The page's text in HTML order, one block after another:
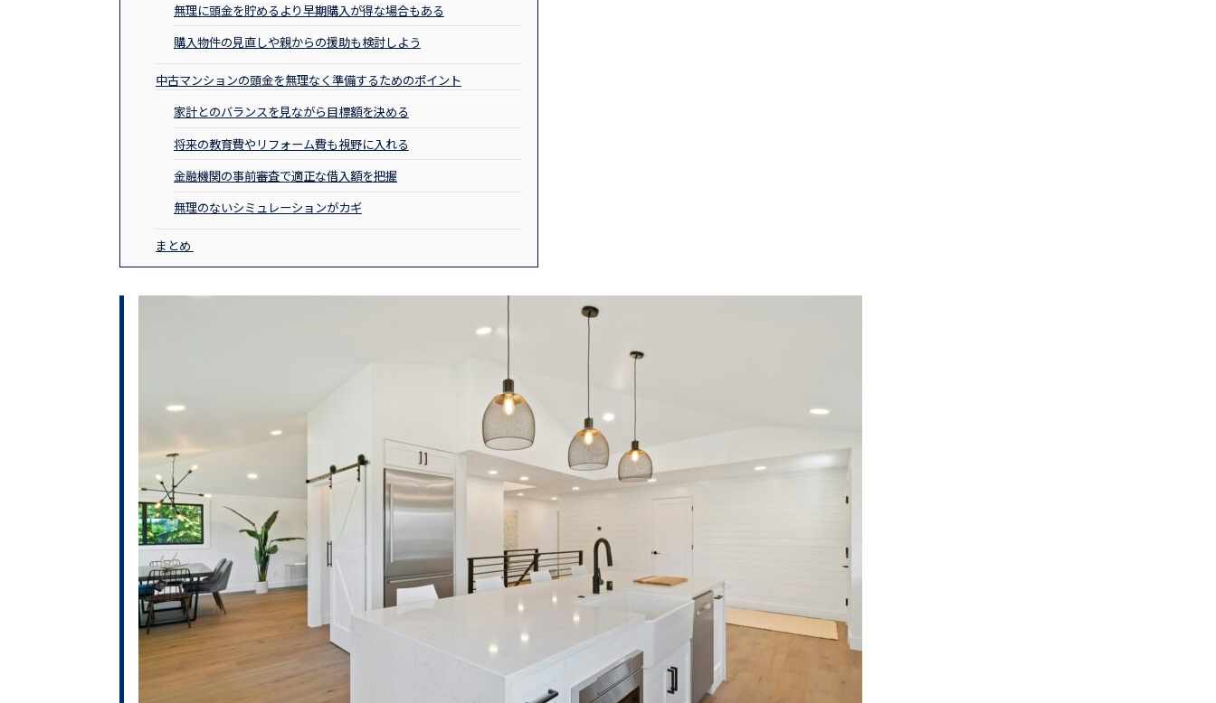
無理に頭金を貯めるより早期購入が得な場合もある
購入物件の見直しや親からの援助も検討しよう
中古マンションの頭金を無理なく準備するためのポイント
家計とのバランスを見ながら目標額を決める
将来の教育費やリフォーム費も視野に入れる
金融機関の事前審査で適正な借入額を把握
無理のないシミュレーションがカギ
まとめ